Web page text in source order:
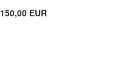
150,00 EUR